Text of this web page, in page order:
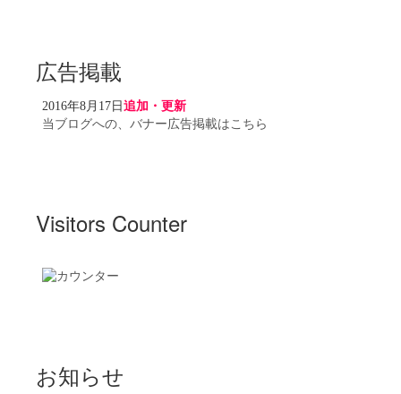
広告掲載
2016年8月17日追加・更新
当ブログへの、バナー広告掲載はこちら
Visitors Counter
お知らせ